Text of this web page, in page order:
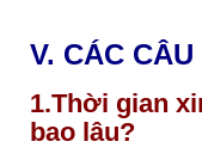
V. CÁC
1.Thời gian
bao lâu?